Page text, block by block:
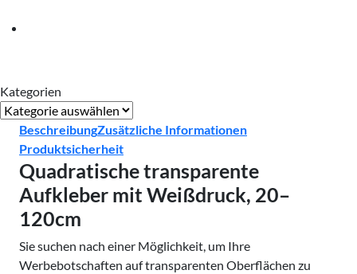
Kategorien
Kategorien
BeschreibungZusätzliche Informationen
Produktsicherheit
Quadratische transparente
Aufkleber mit Weißdruck, 20–
120cm
Sie suchen nach einer Möglichkeit, um Ihre
Werbebotschaften auf transparenten Oberflächen zu